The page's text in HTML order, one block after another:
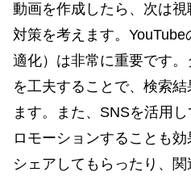
動画を作成したら、次は
対策を考えます。
適化）は非常に重要です
を工夫することで、検索
ます。また、SNSを活用
ロモーションすることも
シェアしてもらったり、